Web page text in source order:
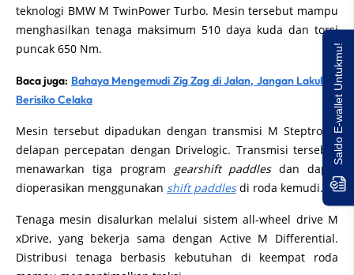
teknologi BMW M TwinPower Turbo. Mesin tersebut mampu
menghasilkan tenaga maksimum 510 daya kuda dan torsi
puncak 650 Nm.
Baca juga: Bahaya Mengemudi Zig Zag di Jalan, Jangan Lakukan
Berisiko Celaka
Mesin tersebut dipadukan dengan transmisi M Steptronic
delapan percepatan dengan Drivelogic. Transmisi tersebut
menawarkan tiga program gearshift paddlesdan dapat
dioperasikan menggunakan shift paddlesdi roda kemudi.
Tenaga mesin disalurkan melalui sistem all-wheel drive M
xDrive, yang bekerja sama dengan Active M Differential.
Distribusi tenaga berbasis kebutuhan di keempat roda
Saldo E-wallet Untukmu!